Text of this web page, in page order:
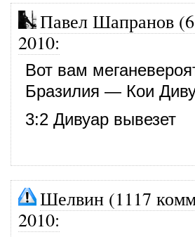
Павел Шапранов
2010:
Вот вам
Бразилия — Кои
3:2 Дивуар вывезет
Шелвин (1117
2010: